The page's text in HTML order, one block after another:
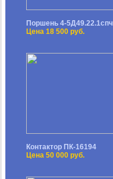
Поршень 4-5Д49.22.1спч
Цена 18 500 руб.
Контактор ПК-16194
Цена 50 000 руб.